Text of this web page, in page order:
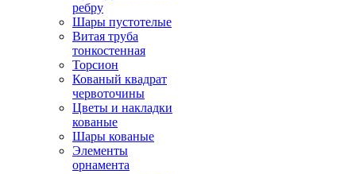
ребру
Шары пустотелые
Витая труба
тонкостенная
Торсион
Кованый квадрат
червоточины
Цветы и накладки
кованые
Шары кованые
Элементы
орнамента